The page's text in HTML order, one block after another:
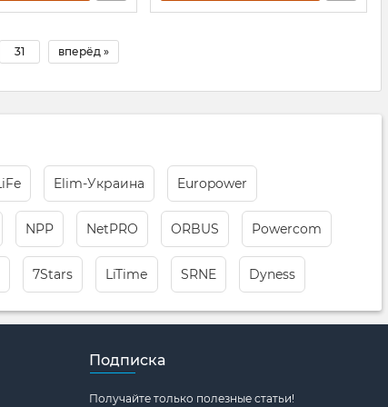
31 вперёд »
Elim-Украина Europower
NPP NetPRO ORBUS Powercom
7Stars LiTimе SRNE Dyness
Подписка
Получайте только полезные статьи!